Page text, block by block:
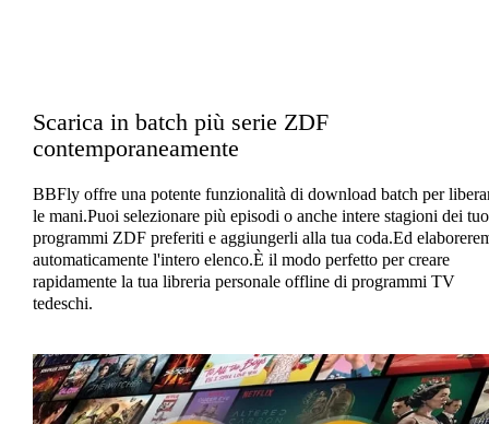
Scarica in batch più serie ZDF
contemporaneamente
BBFly offre una potente funzionalità di download batch per
le mani.Puoi selezionare più episodi o anche intere stagioni dei
programmi ZDF preferiti e aggiungerli alla tua coda.Ed
automaticamente l'intero elenco.È il modo perfetto per creare
rapidamente la tua libreria personale offline di programmi TV
tedeschi.